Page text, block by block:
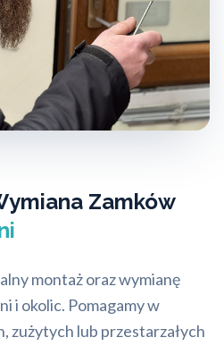
Zamków
montaż oraz wymianę
i okolic. Pomagamy w
zużytych lub przestarzałych